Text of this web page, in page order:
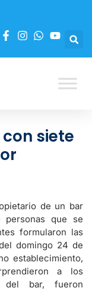
siete
de un bar
que se
formularon las
domingo 24 de
establecimiento,
a los
del bar, fueron